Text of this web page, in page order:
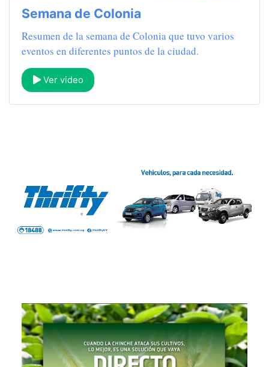
Semana de Colonia
Resumen de la semana de Colonia que tuvo varios
eventos en diferentes puntos de la ciudad.
Ver video